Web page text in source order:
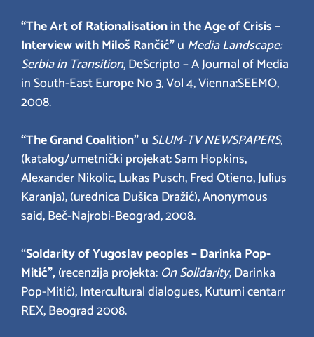
“The Art of Rationalisation in the Age of Crisis –
Interview with Miloš Rančić”u Media Landscape:
Serbia in Transition, DeScripto – A Journal of Media
in South-East Europe No 3, Vol 4, Vienna:SEEMO,
2008.
“The Grand Coalition”u SLUM-TV NEWSPAPERS,
(katalog/umetnički projekat: Sam Hopkins,
Alexander Nikolic, Lukas Pusch, Fred Otieno, Julius
Karanja), (urednica Dušica Dražić), Anonymous
said, Beč-Najrobi-Beograd, 2008.
“Soldarity of Yugoslav peoples – Darinka Pop-
Mitić”,(recenzija projekta: On Solidarity, Darinka
Pop-Mitić), Intercultural dialogues, Kuturni centarr
REX, Beograd 2008.